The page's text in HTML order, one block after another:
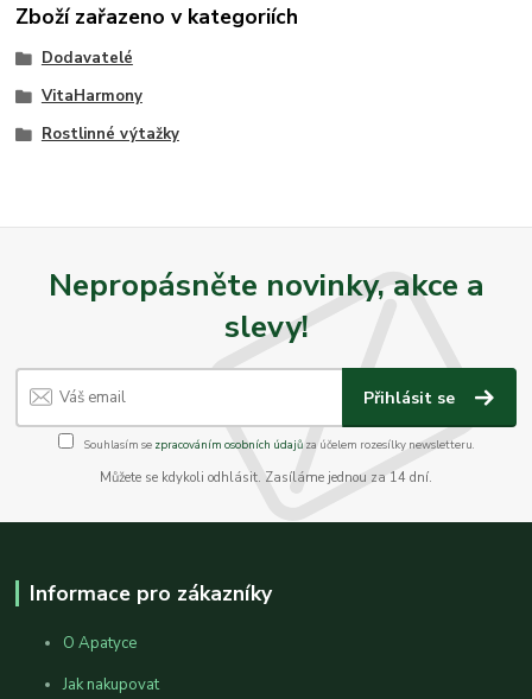
Zboží zařazeno v kategoriích
Dodavatelé
VitaHarmony
Rostlinné výtažky
Nepropásněte novinky, akce a
slevy!
Přihlásit se
Souhlasím se zpracováním osobních údajůza účelem rozesílky newsletteru.
Můžete se kdykoli odhlásit. Zasíláme jednou za 14 dní.
Informace pro zákazníky
O Apatyce
Jak nakupovat